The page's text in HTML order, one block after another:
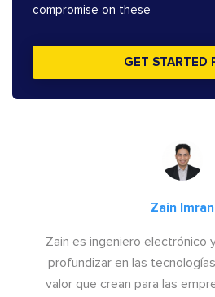
compromise on these
GET STARTED
Zain Imran
Zain es ingeniero electrónico
profundizar en las
valor que crean para las